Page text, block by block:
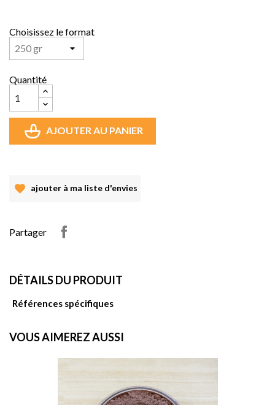
Choisissez le format
Quantité
AJOUTER AU PANIER
ajouter à ma liste d'envies
Partager
DÉTAILS DU PRODUIT
Références spécifiques
VOUS AIMEREZ AUSSI